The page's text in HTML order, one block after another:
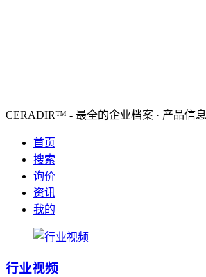
CERADIR™ - 最全的企业档案 · 产品信
首页
搜索
询价
资讯
我的
行业视频